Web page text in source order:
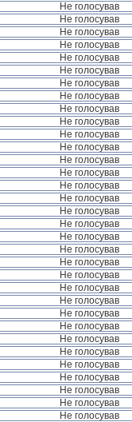
Не голосував
Не голосував
Не голосував
Не голосував
Не голосував
Не голосував
Не голосував
Не голосував
Не голосував
Не голосував
Не голосував
Не голосував
Не голосував
Не голосував
Не голосував
Не голосував
Не голосував
Не голосував
Не голосував
Не голосував
Не голосував
Не голосував
Не голосував
Не голосував
Не голосував
Не голосував
Не голосував
Не голосував
Не голосував
Не голосував
Не голосував
Не голосував
Не голосував